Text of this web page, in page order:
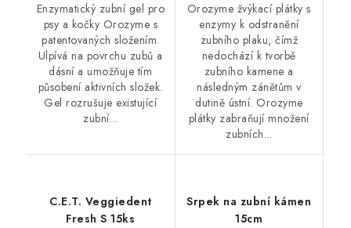
Enzymatický zubní gel pro
psy a kočky Orozyme s
patentovaných složením.
Ulpívá na povrchu zubů a
dásní a umožňuje tím
působení aktivních složek.
Gel rozrušuje existující
zubní...
Orozyme žvýkací plátky s
enzymy k odstranění
zubního plaku, čímž
nedochází k tvorbě
zubního kamene a
následným zánětům v
dutině ústní. Orozyme
plátky zabraňují množení
zubních...
C.E.T. Veggiedent
Fresh S 15ks
Srpek na zubní kámen
15cm